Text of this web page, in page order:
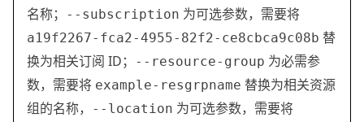
名称；
--subscription 为可选参数，需要将
a19f2267-fca2-4955-82f2-ce8cbca9c08b 替
换为相关订阅 ID；
--resource-group 为必需参
数，需要将 example-resgrpname 替换为相关资源
组的名称，
--location 为可选参数，需要将